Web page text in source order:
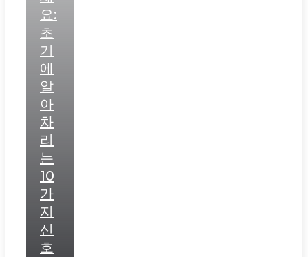
요:
초
기
에
알
아
차
리
는
10
가
지
신
호